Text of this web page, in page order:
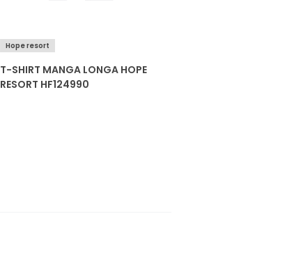
Hope resort
T-SHIRT MANGA LONGA HOPE
RESORT HF124990